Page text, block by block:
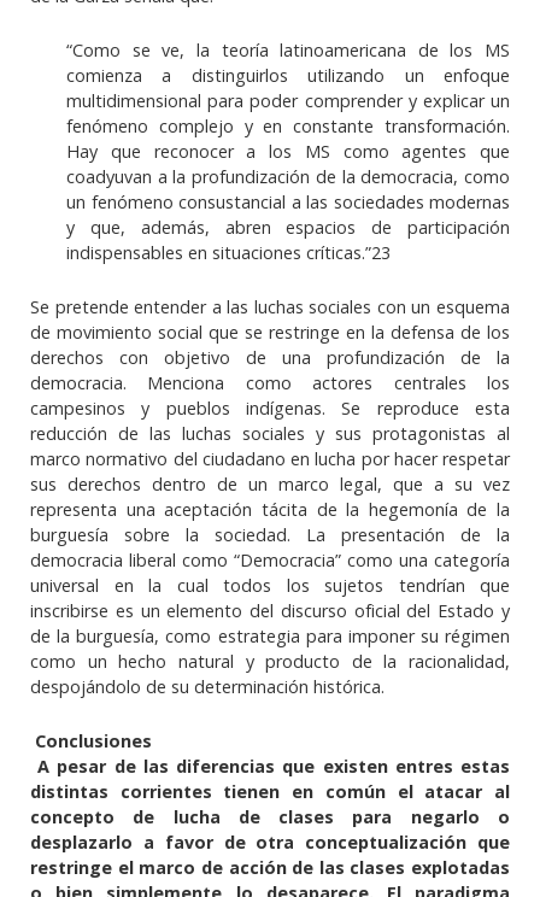
“Como se ve, la teoría latinoamericana de los MS
comienza a distinguirlos utilizando un enfoque
multidimensional para poder comprender y explicar un
fenómeno complejo y en constante transformación.
Hay que reconocer a los MS como agentes que
coadyuvan a la profundización de la democracia, como
un fenómeno consustancial a las sociedades modernas
y que, además, abren espacios de participación
indispensables en situaciones críticas.”23
Se pretende entender a las luchas sociales con un esquema
de movimiento social que se restringe en la defensa de los
derechos con objetivo de una profundización de la
democracia. Menciona como actores centrales los
campesinos y pueblos indígenas. Se reproduce esta
reducción de las luchas sociales y sus protagonistas al
marco normativo del ciudadano en lucha por hacer respetar
sus derechos dentro de un marco legal, que a su vez
representa una aceptación tácita de la hegemonía de la
burguesía sobre la sociedad. La presentación de la
democracia liberal como “Democracia” como una categoría
universal en la cual todos los sujetos tendrían que
inscribirse es un elemento del discurso oficial del Estado y
de la burguesía, como estrategia para imponer su régimen
como un hecho natural y producto de la racionalidad,
despojándolo de su determinación histórica.
Conclusiones
A pesar de las diferencias que existen entres estas
distintas corrientes tienen en común el atacar al
concepto de lucha de clases para negarlo o
desplazarlo a favor de otra conceptualización que
restringe el marco de acción de las clases explotadas
o bien simplemente lo desaparece. El paradigma